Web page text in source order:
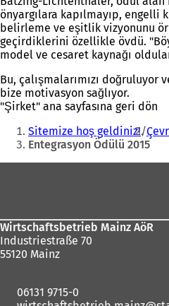
önyargılara kapılmayıp, engelli
belirleme ve eşitlik vizyonunu
geçirdiklerini özellikle övdü.
model ve cesaret kaynağı
Bu, çalışmalarımızı
bize motivasyon sağlıyor.
"Şirket" ana sayfasına geri dön
Buradasınız:
Sitemize hoş geldiniz!
Entegrasyon Ödülü 2015
Wirtschaftsbetrieb Mainz AöR
Industriestraße 70
55120 Mainz
06131 9715-0